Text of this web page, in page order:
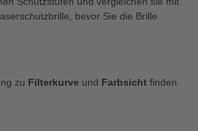
bevor Sie die Brille
zu Filterkurve und Farbsicht finden